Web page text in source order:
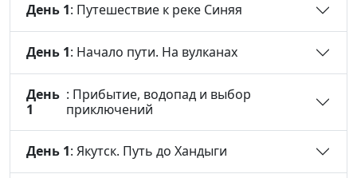
День 1: Путешествие к реке Синяя
День 1: Начало пути. На вулканах
День
1
: Прибытие, водопад и выбор
приключений
День 1: Якутск. Путь до Хандыги